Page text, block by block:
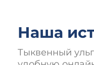
Наша
Тыквенный